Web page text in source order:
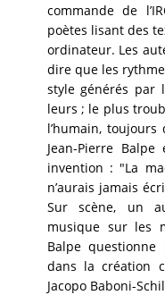
commande de
poètes lisant des
ordinateur. Les
dire que les
style générés par
leurs ; le plus
l’humain,
Jean-Pierre
invention : "La
n’aurais jamais
Sur scène, un
musique sur les
Balpe questionne
dans la création
Jacopo Baboni-